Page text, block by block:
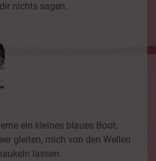
nichts sagen.
ein kleines blaues Boot.
gleiten, mich von den Wellen
lassen.